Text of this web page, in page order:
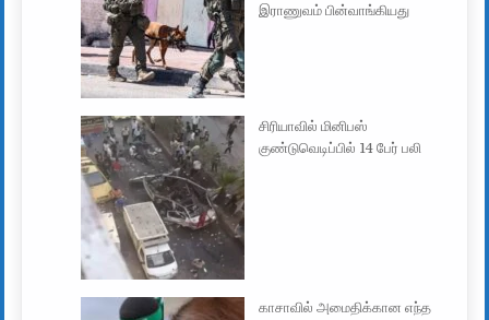
இராணுவம் பின்வாங்கியது
சிரியாவில் மினிபஸ்
குண்டுவெடிப்பில் 14 பேர் பலி
காசாவில் அமைதிக்கான எந்த